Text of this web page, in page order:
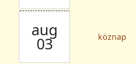
aug
03 köznap